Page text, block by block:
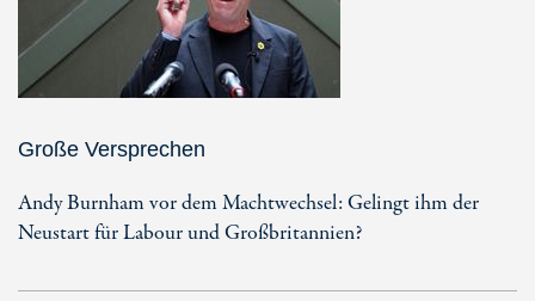
Große Versprechen
Andy Burnham vor dem Machtwechsel: Gelingt ihm der
Neustart für Labour und Großbritannien?